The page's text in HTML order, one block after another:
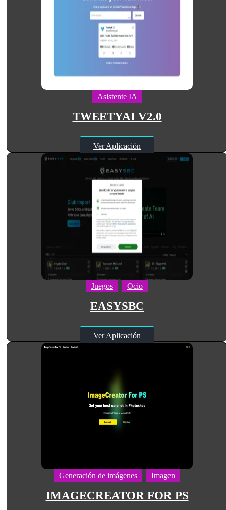
Asistente IA
TWEETYAI V2.0
Ver Aplicación
Juegos Ocio
EASYSBC
Ver Aplicación
Generación de imágenes Imagen
IMAGECREATOR FOR PS